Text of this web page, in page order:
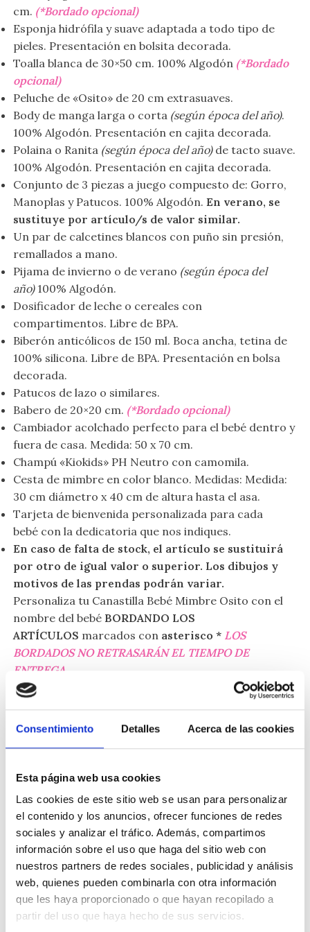
Consentimiento Detalles Acerca de las cookies
Esta página web usa cookies
Las cookies de este sitio web se usan para personalizar
el contenido y los anuncios, ofrecer funciones de redes
sociales y analizar el tráfico. Además, compartimos
información sobre el uso que haga del sitio web con
nuestros partners de redes sociales, publicidad y análisis
web, quienes pueden combinarla con otra información
que les haya proporcionado o que hayan recopilado a
partir del uso que haya hecho de sus servicios.
cm. (*Bordado opcional)
Esponja hidrófila y suave adaptada a todo tipo de
pieles. Presentación en bolsita decorada.
Toalla blanca de 30×50 cm. 100% Algodón (*Bordado
opcional)
Peluche de «Osito» de 20 cm extrasuaves.
Body de manga larga o corta (según época del año).
100% Algodón. Presentación en cajita decorada.
Polaina o Ranita (según época del año)de tacto suave.
100% Algodón. Presentación en cajita decorada.
Conjunto de 3 piezas a juego compuesto de: Gorro,
Manoplas y Patucos. 100% Algodón. En verano, se
sustituye por artículo/s de valor similar.
Un par de calcetines blancos con puño sin presión,
remallados a mano.
Pijama de invierno o de verano (según época del
año) 100% Algodón.
Dosificador de leche o cereales con
compartimentos. Libre de BPA.
Biberón anticólicos de 150 ml. Boca ancha, tetina de
100% silicona. Libre de BPA. Presentación en bolsa
decorada.
Patucos de lazo o similares.
Babero de 20×20 cm. (*Bordado opcional)
Cambiador acolchado perfecto para el bebé dentro y
fuera de casa. Medida: 50 x 70 cm.
Champú «Kiokids» PH Neutro con camomila.
Cesta de mimbre en color blanco. Medidas: Medida:
30 cm diámetro x 40 cm de altura hasta el asa.
Tarjeta de bienvenida personalizada para cada
bebé con la dedicatoria que nos indiques.
En caso de falta de stock, el artículo se sustituirá
por otro de igual valor o superior. Los dibujos y
motivos de las prendas podrán variar.
Personaliza tu Canastilla Bebé Mimbre Osito con el
nombre del bebé BORDANDO LOS
ARTÍCULOS marcados con asterisco * LOS
BORDADOS NO RETRASARÁN EL TIEMPO DE
ENTREGA.
Al finalizar el proceso de compra podrás indicar
Te invitamos a visitar nuestra sección deRegalos
complementar tu Canastilla Bebé Mimbre Osito.
Si optas por regalar tartas de pañales, también
podrás escoger accesorios personalizados con el
nombre del bebé bordado. Disponemos de mantas,
capas de baño, toallas, dou dou y baberos. Los
bordados no demoran los tiempos de entrega.
Entregas en 24 horas en Península y con posibilidad